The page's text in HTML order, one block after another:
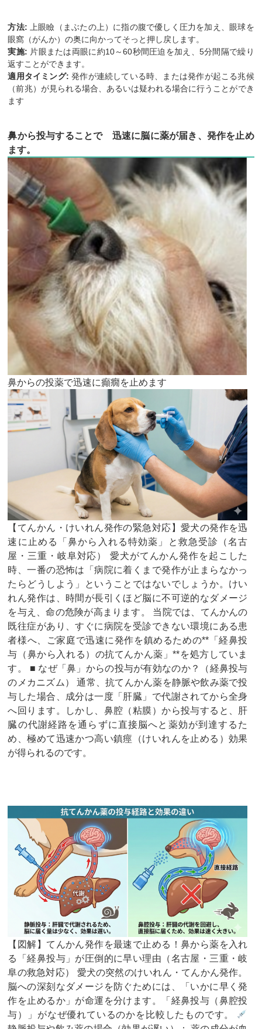
方法: 上眼瞼（まぶたの上）に指の腹で優しく圧力を加え、眼球を
眼窩（がんか）の奥に向かってそっと押し戻します。
実施: 片眼または両眼に約10～60秒間圧迫を加え、5分間隔で繰り
返すことができます。
適用タイミング: 発作が連続している時、または発作が起こる兆候
（前兆）が見られる場合、あるいは疑われる場合に行うことができ
ます
鼻から投与することで 迅速に脳に薬が届き、発作を止め
ます。
鼻からの投薬で迅速に癲癇を止めます
【てんかん・けいれん発作の緊急対応】愛犬の発作を迅
速に止める「鼻から入れる特効薬」と救急受診（名古
屋・三重・岐阜対応） ​愛犬がてんかん発作を起こした
時、一番の恐怖は「病院に着くまで発作が止まらなかっ
たらどうしよう」ということではないでしょうか。けい
れん発作は、時間が長引くほど脳に不可逆的なダメージ
を与え、命の危険が高まります。 ​当院では、てんかんの
既往症があり、すぐに病院を受診できない環境にある患
者様へ、ご家庭で迅速に発作を鎮めるための**「経鼻投
与（鼻から入れる）の抗てんかん薬」**を処方していま
す。 ​■ なぜ「鼻」からの投与が有効なのか？（経鼻投与
のメカニズム） 通常、抗てんかん薬を静脈や飲み薬で投
与した場合、成分は一度「肝臓」で代謝されてから全身
へ回ります。しかし、鼻腔（粘膜）から投与すると、肝
臓の代謝経路を通らずに直接脳へと薬効が到達するた
め、極めて迅速かつ高い鎮痙（けいれんを止める）効果
が得られるのです。
【図解】てんかん発作を最速で止める！鼻から薬を入れ
る「経鼻投与」が圧倒的に早い理由（名古屋・三重・岐
阜の救急対応） ​愛犬の突然のけいれん・てんかん発作。
脳への深刻なダメージを防ぐためには、「いかに早く発
作を止めるか」が命運を分けます。「経鼻投与（鼻腔投
与）」がなぜ優れているのかを比較したものです。 ​